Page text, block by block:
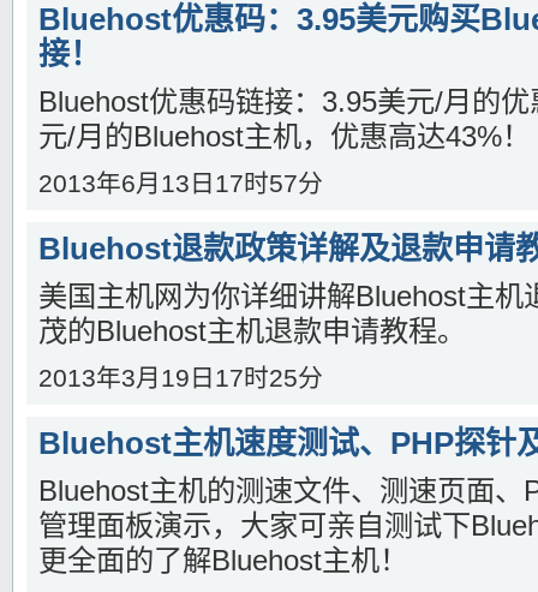
Bluehost优惠码：3.95美元购买
接！
Bluehost优惠码链接：3.95美元/月的
元/月的Bluehost主机，优惠高达43%！
2013年6月13日17时57分
Bluehost退款政策详解及退款申请
美国主机网为你详细讲解Bluehost主机
茂的Bluehost主机退款申请教程。
2013年3月19日17时25分
Bluehost主机速度测试、PHP探针
Bluehost主机的测速文件、测速页面、
管理面板演示，大家可亲自测试下
更全面的了解Bluehost主机！